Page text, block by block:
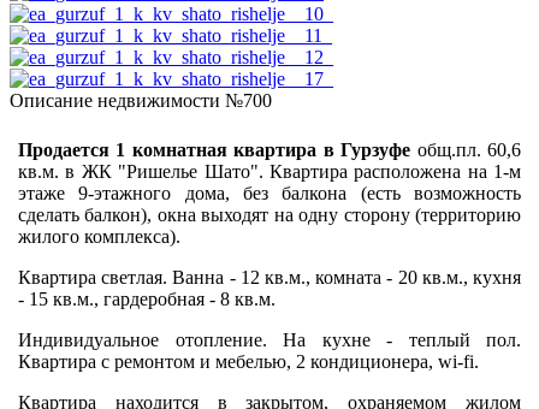
Описание недвижимости №700
Продается 1 комнатная квартира в Гурзуфе общ.пл. 60,6
кв.м. в ЖК "Ришелье Шато". Квартира расположена на 1-м
этаже 9-этажного дома, без балкона (есть возможность
сделать балкон), окна выходят на одну сторону (территорию
жилого комплекса).
Квартира светлая. Ванна - 12 кв.м., комната - 20 кв.м., кухня
- 15 кв.м., гардеробная - 8 кв.м.
Индивидуальное отопление. На кухне - теплый пол.
Квартира с ремонтом и мебелью, 2 кондиционера, wi-fi.
Квартира находится в закрытом, охраняемом жилом